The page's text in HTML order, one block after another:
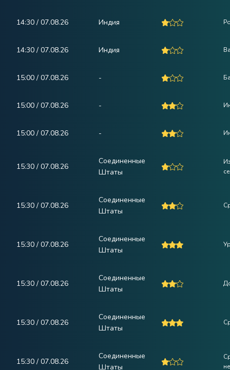
14:30 / 07.08.26 Индия
14:30 / 07.08.26 Индия
15:00 / 07.08.26 -
15:00 / 07.08.26 -
15:00 / 07.08.26 -
15:30 / 07.08.26
Соединенные
Штаты
15:30 / 07.08.26
Соединенные
Штаты
15:30 / 07.08.26
Соединенные
Штаты
15:30 / 07.08.26
Соединенные
Штаты
15:30 / 07.08.26
Соединенные
Штаты
15:30 / 07.08.26
Соединенные
Штаты